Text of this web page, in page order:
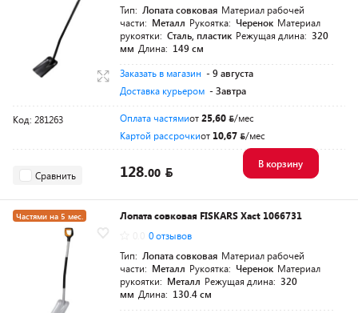
Тип: Лопата совковая Материал рабочей
части: Металл Рукоятка: Черенок Материал
рукоятки: Сталь, пластик Режущая длина: 320
мм Длина: 149 см
Заказать в магазин - 9 августа
Доставка курьером - Завтра
Код: 281263 Оплата частямиот25,60
/мес
Картой рассрочкиот 10,67 /мес
Сравнить 128.00
В корзину
Частями на 5 мес.
Разумная цена
Лопата совковая FISKARS Xact 1066731
0 отзывов
Тип: Лопата совковая Материал рабочей
части: Металл Рукоятка: Черенок Материал
рукоятки: Металл Режущая длина: 320
мм Длина: 130.4 см